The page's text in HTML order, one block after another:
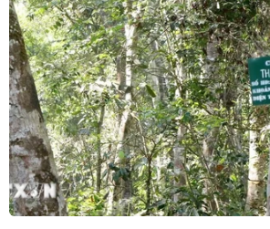
06/08/2026 09:40
Mỹ điều tra sự cố hàng không liên
quan đến trực thăng chở Tổng
Trump
06/08/2026 04:38
Tòa án Mỹ chỉ định hội đồng thẩm